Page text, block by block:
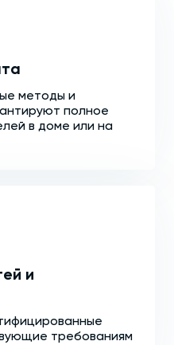
методы и
полное
в доме или на
и
требованиям